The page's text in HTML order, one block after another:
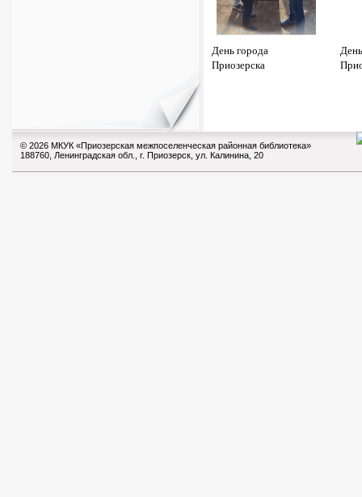
День города
Приозерска
© 2026 МКУК «Приозерская межпоселенческая районная библиотека»
188760, Ленинградская обл., г. Приозерск, ул. Калинина, 20